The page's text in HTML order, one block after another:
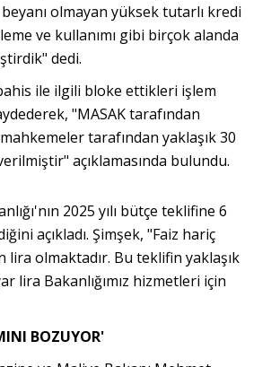
olmayan yüksek tutarlı kredi
ve kullanımı gibi birçok alanda
dedi.
bahis ile ilgili bloke ettikleri işlem
"MASAK tarafından
tarafından yaklaşık 30
açıklamasında bulundu.
2025 yılı bütçe teklifine 6
açıkladı. Şimşek, "Faiz hariç
olmaktadır. Bu teklifin yaklaşık
lira Bakanlığımız hizmetleri için
BOZUYOR'